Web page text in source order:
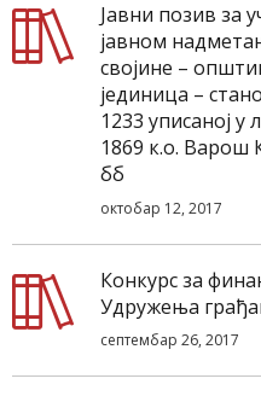
Јавни позив за
јавном
својине –
јединица –
1233 уписаној у
1869 к.о. Варош
бб
октобар 12, 2017
Конкурс за
Удружења
септембар 26, 2017